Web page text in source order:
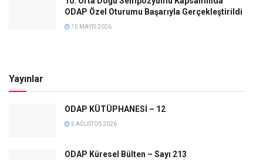
ODAP Özel Oturumu Başarıyla Gerçekleştirildi
15 MAYIS 2026
Yayınlar
ODAP KÜTÜPHANESİ – 12
5 AĞUSTOS 2026
ODAP Küresel Bülten – Sayı 213